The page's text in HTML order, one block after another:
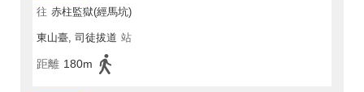
往 赤柱監獄(經馬坑)
東山臺, 司徒拔道 站
距離 180m